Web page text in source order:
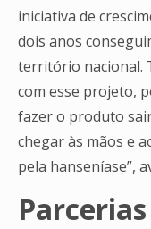
iniciativa de
dois anos
território nacional.
com esse projeto,
fazer o produto
chegar às mãos e
pela hanseníase”,
Parcerias